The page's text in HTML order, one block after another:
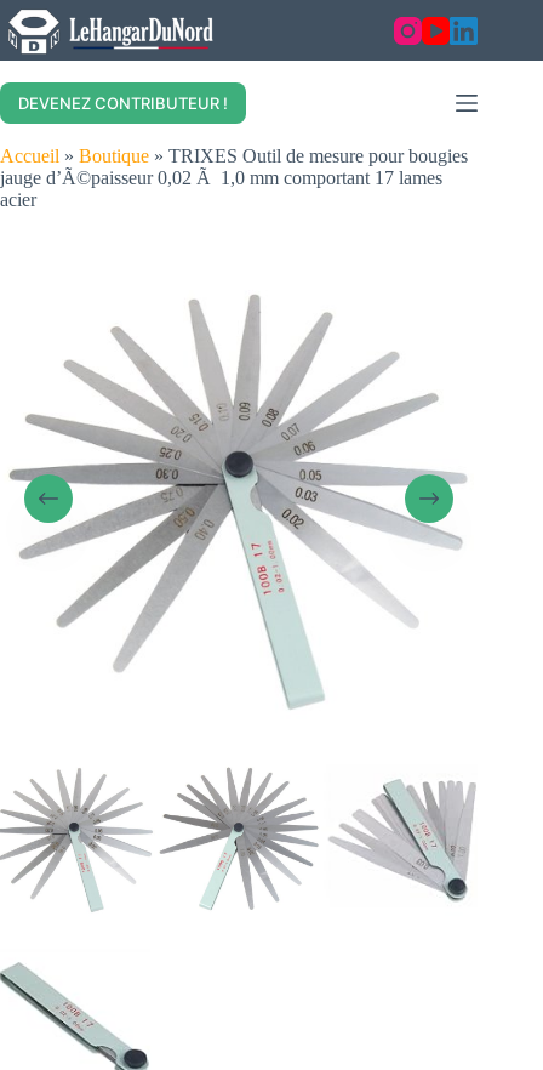
Skip
to
content
DEVENEZ CONTRIBUTEUR !
Accueil » Boutique » TRIXES Outil de mesure pour bougies
jauge d’Ã©paisseur 0,02 Ã 1,0 mm comportant 17 lames
acier